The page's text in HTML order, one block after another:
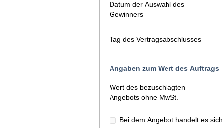
Datum der Auswahl des
Gewinners
Tag des Vertragsabschlusses
Angaben zum Wert des Auftrags
Wert des bezuschlagten
Angebots ohne MwSt.
Bei dem Angebot handelt es